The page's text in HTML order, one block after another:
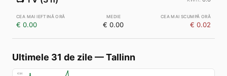
€ 0.00 € 0.00 € 0.02
Ultimele 31 de zile —Tallinn
€94